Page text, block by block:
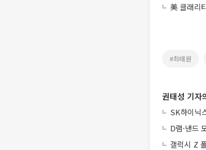
美 클래리
#최태원
권태성 기자
SK하이닉
D램·낸드
갤럭시 Z